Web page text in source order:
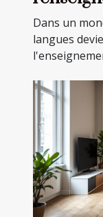
les
Dans un
langues